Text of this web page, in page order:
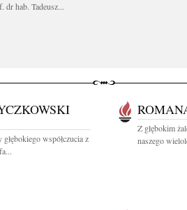
dr hab. Tadeusz...
współczucia z
Z głębokim
naszego